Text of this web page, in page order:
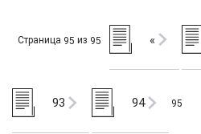
Страница 95 из 95 «
93 94 95